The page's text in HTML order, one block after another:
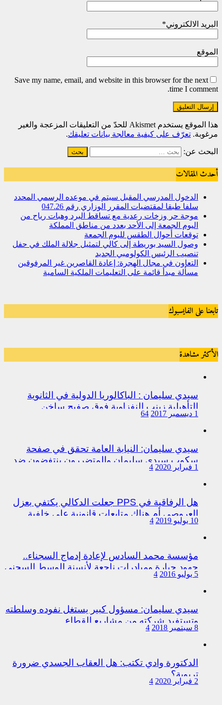
البريد الالكتروني*
الموقع
Save my name, email, and website in this browser for the next
time I comment.
هذا الموقع يستخدم Akismet للحدّ من التعليقات المزعجة والغير
مرغوبة. تعرّف على كيفية معالجة بيانات تعليقك.
البحث عن:
أحدث المقالات
الدخول المدرسي المقبل سیتم في موعده الرسمي المحدد
سلفا طبقا لمقتضیات المقرر الوزاري رقم 047.26
موجة حر وزخات رعدية مع تساقط البرد وهبات رياح من
اليوم الجمعة إلى الأحد بعدد من مناطق المملكة
توقعات أحوال الطقس لليوم الجمعة
وصول السيد بوريطة إلى كالي لتمثيل جلالة الملك في حفل
تنصيب الرئيس الكولومبي الجديد
التعاون في مجال الهجرة: إعادة القاصرين غير المرفوقين
مسألة مبدأ قائمة على التعليمات الملكية السامية
تابعنا على الفايسبوك
الأكثر مشاهدة
سيدي سليمان : الباكالوريا الدولية في الثانوية
التأهيلية زينب النفزاوية فوق صفيح ساخن
1 ديسمبر 2017 64
سيدي سليمان: النيابة العامة تحقق في صفحة
سكوب سيدي سليمان والمتضررون ينتفضون ضد
المتورطين من رجال الشرطة
1 فبراير 2020 4
هل الرفاقية في PPS جعلت الدكالي يكتفي بعزل
العروصي أم هناك متابعات قانونية على خلفية
اختلالات التسيير بمندوبية سيدي سليمان
10 يوليو 2019 4
مؤسسة محمد السادس لإعادة إدماج السجناء..
جهود جبارة ومبادرات ناجعة لأنسنة الوسط السجني
5 يوليو 2016 4
سيدي سليمان: مسؤول كبير يستغل نفوده وسلطته
وتستفيد شركته من مشاريع القطاع
8 سبتمبر 2018 4
الدكتورة وادي تكتب: هل العقاب الجسدي ضرورة
تربوية؟
2 فبراير 2020 4